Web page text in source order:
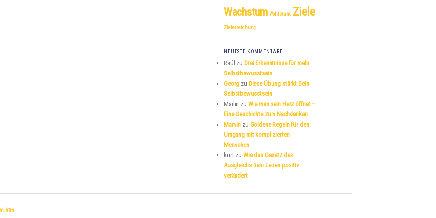
Wachstum Wohlstand Ziele
Zielerreichung
NEUESTE KOMMENTARE
Raúl zu Drei Erkenntnisse für mehr
Selbstbewusstsein
Georg zu Diese Übung stärkt Dein
Selbstbewusstsein
Mailin zu Wie man sein Herz öffnet –
Eine Geschichte zum Nachdenken
Marvin zu Goldene Regeln für den
Umgang mit komplizierten
Menschen
kurt zu Wie das Gesetz des
Ausgleichs Dein Leben positiv
verändert